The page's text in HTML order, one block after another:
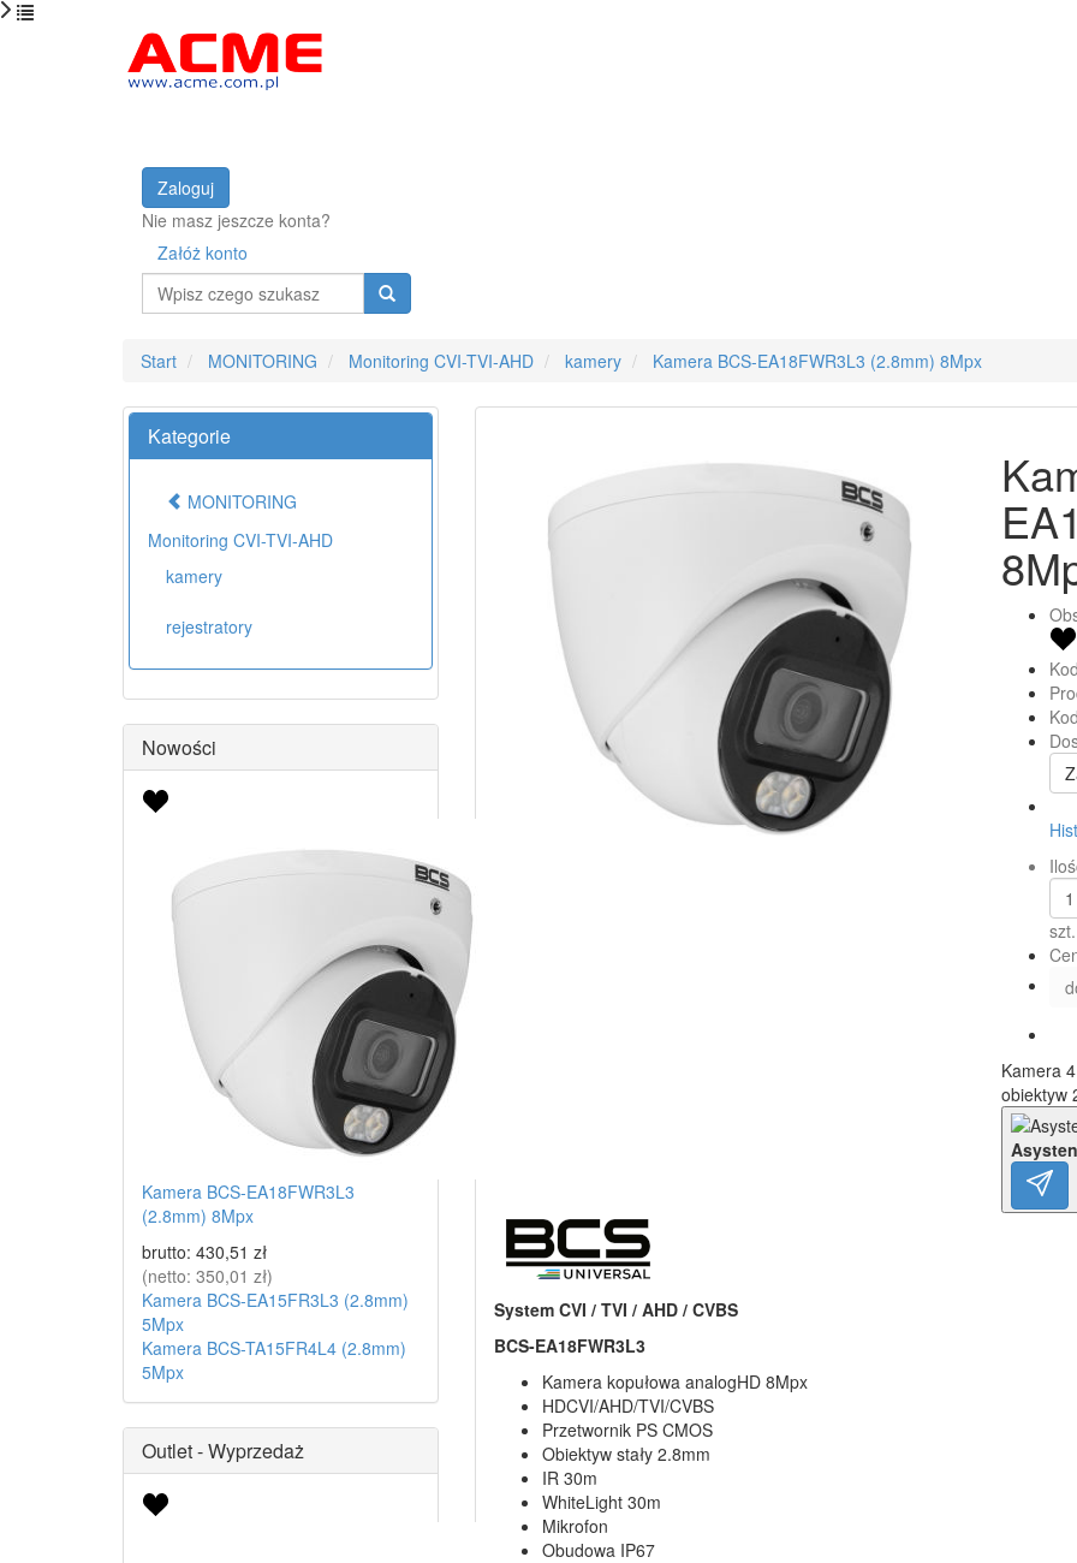
Zaloguj
Nie masz jeszcze konta?
Załóż konto
Wyszukaj
Start MONITORING Monitoring CVI-TVI-AHD kamery Kamera BCS-EA18FWR3L3 (2.8mm) 8Mpx
szt.
Kamera
obiektyw
System CVI / TVI / AHD / CVBS
BCS-EA18FWR3L3
Kamera kopułowa analogHD 8Mpx
HDCVI/AHD/TVI/CVBS
Przetwornik PS CMOS
Obiektyw stały 2.8mm
IR 30m
WhiteLight 30m
Mikrofon
Obudowa IP67
Kategorie
MONITORING
Monitoring CVI-TVI-AHD
kamery
rejestratory
Nowości
Kamera BCS-EA18FWR3L3
(2.8mm) 8Mpx
brutto: 430,51 zł
(netto: 350,01 zł)
Kamera BCS-EA15FR3L3 (2.8mm)
5Mpx
Kamera BCS-TA15FR4L4 (2.8mm)
5Mpx
Outlet - Wyprzedaż